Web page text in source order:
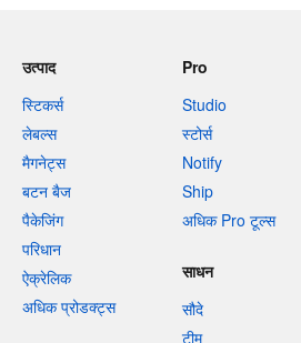
उत्पाद
स्टिकर्स
लेबल्स
मैगनेट्स
बटन बैज
पैकेजिंग
परिधान
ऐक्रेलिक
अधिक प्रोडक्ट्स
Pro
Studio
स्टोर्स
Notify
Ship
अधिक Pro टूल्स
साधन
सौदे
टीम